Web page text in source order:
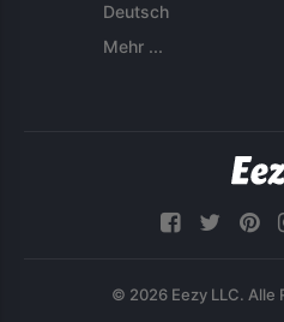
Deutsch
Mehr ...
© 2026 Eezy LLC. Alle